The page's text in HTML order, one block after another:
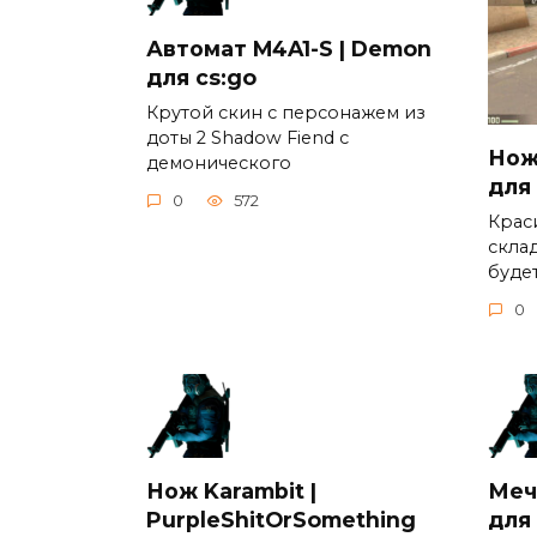
Автомат M4A1-S | Demon
для cs:go
Крутой скин c персонажем из
доты 2 Shadow Fiend c
демонического
0 572
для
0
Нож Karambit |
PurpleShitOrSomething
для